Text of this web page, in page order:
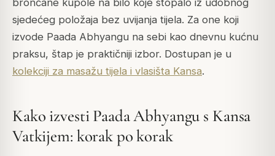
brončane kupole na bilo koje stopalo iz udobnog
sjedećeg položaja bez uvijanja tijela. Za one koji
izvode Paada Abhyangu na sebi kao dnevnu kućnu
praksu, štap je praktičniji izbor. Dostupan je u
kolekciji za masažu tijela i vlasišta Kansa.
Kako izvesti Paada Abhyangu s Kansa
Vatkijem: korak po korak